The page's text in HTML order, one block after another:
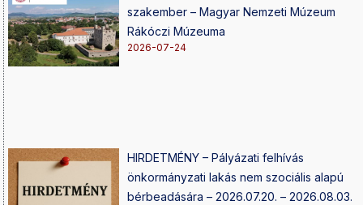
szakember – Magyar Nemzeti Múzeum
Rákóczi Múzeuma
2026-07-24
HIRDETMÉNY – Pályázati felhívás
önkormányzati lakás nem szociális alapú
bérbeadására – 2026.07.20. – 2026.08.03.